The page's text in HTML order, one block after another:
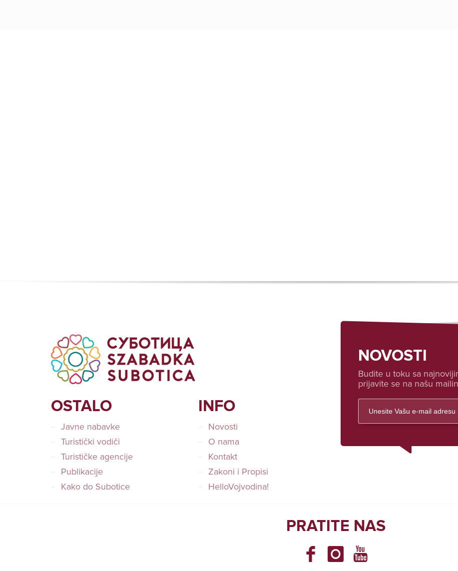
OSTALO
Javne nabavke
Turistički vodiči
Turističke agencije
Publikacije
Kako do Subotice
INFO
Novosti
O nama
Kontakt
Zakoni i Propisi
HelloVojvodina!
NOVOSTI
Budite u toku sa
prijavite se na našu
PRATITE NAS